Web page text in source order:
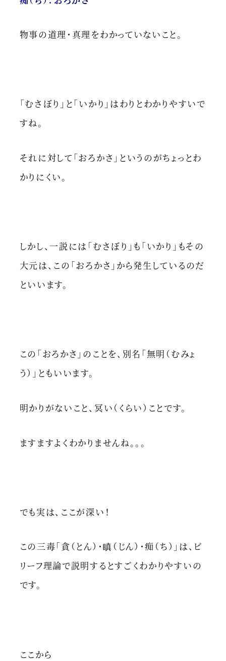
物事の道理・真理をわかっていないこと。
「むさぼり」と「いかり」はわりとわかりやすいで
すね。
それに対して「おろかさ」というのがちょっとわ
かりにくい。
しかし、一説には「むさぼり」も「いかり」もその
大元は、この「おろかさ」から発生しているのだ
といいます。
この「おろかさ」のことを、別名「無明（むみょ
う）」ともいいます。
明かりがないこと、冥い（くらい）ことです。
ますますよくわかりませんね。。。
でも実は、ここが深い！
この三毒「貪（とん）・瞋（じん）・痴（ち）」は、ビ
リーフ理論で説明するとすごくわかりやすいの
です。
ここから